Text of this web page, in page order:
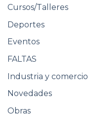
Cursos/Talleres
Deportes
Eventos
FALTAS
Industria y comercio
Novedades
Obras